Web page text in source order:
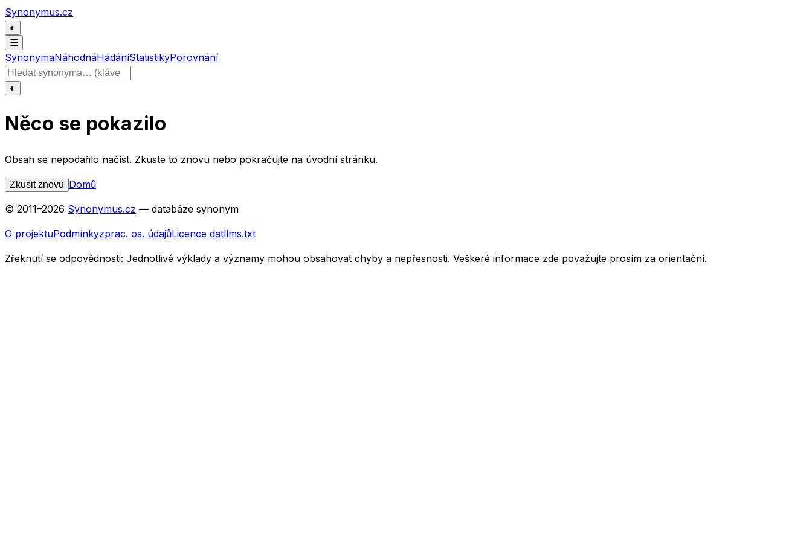
Přeskočit na obsah
Synonymus.cz
◐
☰
SynonymaNáhodnáHádáníStatistikyPorovnání
Hledat slovo
◐
Něco se pokazilo
Obsah se nepodařilo načíst. Zkuste to znovu nebo pokračujte na úvodní stránku.
Zkusit znovu Domů
© 2011–2026 Synonymus.cz — databáze synonym
O projektuPodmínkyzprac. os. údajůLicence datllms.txt
Zřeknutí se odpovědnosti: Jednotlivé výklady a významy mohou obsahovat chyby a nepřesnosti. Veškeré informace zde považujte prosím za orientační.